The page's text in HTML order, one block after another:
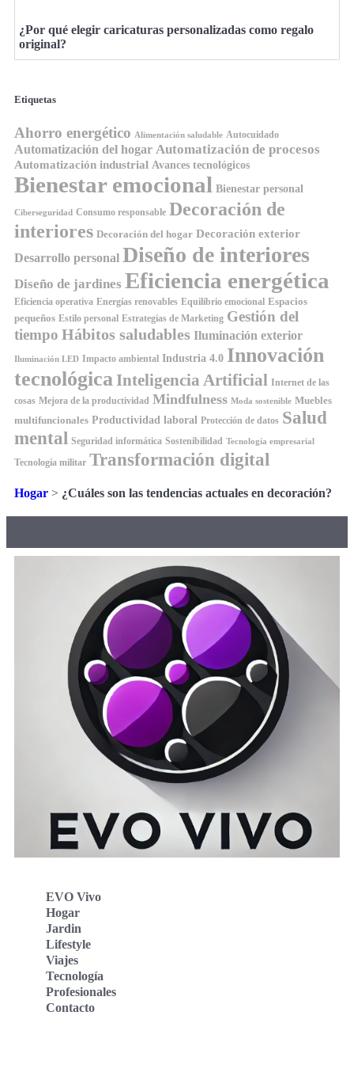
¿Por qué elegir caricaturas personalizadas como regalo
original?
Etiquetas
Ahorro energético Alimentación saludable Autocuidado
Automatización del hogar Automatización de procesos
Automatización industrial Avances tecnológicos
Bienestar emocional Bienestar personal
Ciberseguridad Consumo responsable Decoración de
interiores Decoración del hogar Decoración exterior
Desarrollo personal Diseño de interiores
Diseño de jardines Eficiencia energética
Eficiencia operativa Energías renovables Equilibrio emocional Espacios
pequeños Estilo personal Estrategias de Marketing Gestión del
tiempo Hábitos saludables Iluminación exterior
Iluminación LED Impacto ambiental Industria 4.0 Innovación
tecnológica Inteligencia Artificial Internet de las
cosas Mejora de la productividad Mindfulness Moda sostenible Muebles
multifuncionales Productividad laboral Protección de datos Salud
mental Seguridad informática Sostenibilidad Tecnología empresarial
Tecnología militar Transformación digital
Hogar > ¿Cuáles son las tendencias actuales en decoración?
EVO Vivo
Hogar
Jardin
Lifestyle
Viajes
Tecnología
Profesionales
Contacto